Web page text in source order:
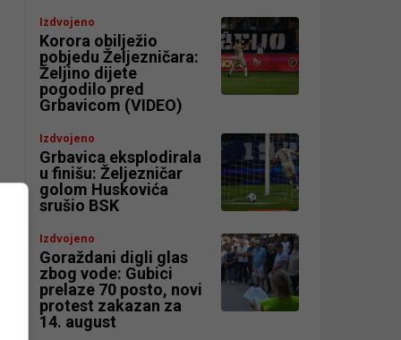
Izdvojeno
Korora obilježio
pobjedu Željezničara:
Željino dijete
pogodilo pred
Grbavicom (VIDEO)
Izdvojeno
Grbavica eksplodirala
u finišu: Željezničar
golom Huskovića
srušio BSK
Izdvojeno
Goraždani digli glas
zbog vode: Gubici
prelaze 70 posto, novi
protest zakazan za
14. august